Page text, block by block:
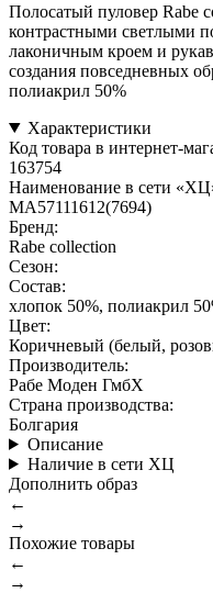
Полосатый пуловер Rabe
контрастными светлыми
лаконичным кроем и
создания повседневных
полиакрил 50%
Характеристики
Код товара в интернет-
163754
Наименование в сети
MA57111612(7694)
Бренд:
Rabe collection
Сезон:
Состав:
хлопок 50%, полиакрил
Цвет:
Коричневый (белый,
Производитель:
Рабе Моден ГмбХ
Страна производства:
Болгария
Описание
Наличие в сети ХЦ
Дополнить образ
←
→
Похожие товары
←
→